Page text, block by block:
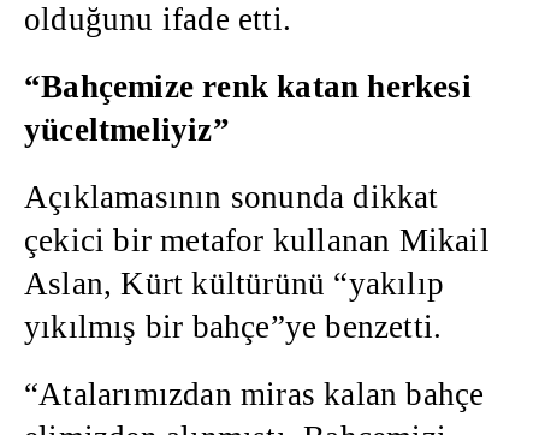
olduğunu ifade etti.
“Bahçemize renk katan herkesi
yüceltmeliyiz”
Açıklamasının sonunda dikkat
çekici bir metafor kullanan Mikail
Aslan, Kürt kültürünü “yakılıp
yıkılmış bir bahçe”ye benzetti.
“Atalarımızdan miras kalan bahçe